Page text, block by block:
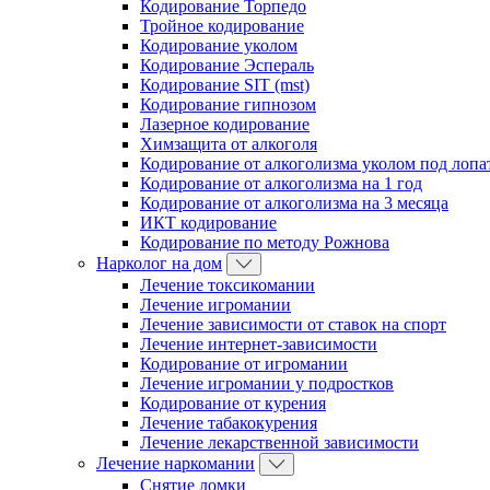
Кодирование Торпедо
Тройное кодирование
Кодирование уколом
Кодирование Эспераль
Кодирование SIT (mst)
Кодирование гипнозом
Лазерное кодирование
Химзащита от алкоголя
Кодирование от алкоголизма уколом под
Кодирование от алкоголизма на 1 год
Кодирование от алкоголизма на 3 месяца
ИКТ кодирование
Кодирование по методу Рожнова
Нарколог на дом
Лечение токсикомании
Лечение игромании
Лечение зависимости от ставок на спорт
Лечение интернет-зависимости
Кодирование от игромании
Лечение игромании у подростков
Кодирование от курения
Лечение табакокурения
Лечение лекарственной зависимости
Лечение наркомании
Снятие ломки